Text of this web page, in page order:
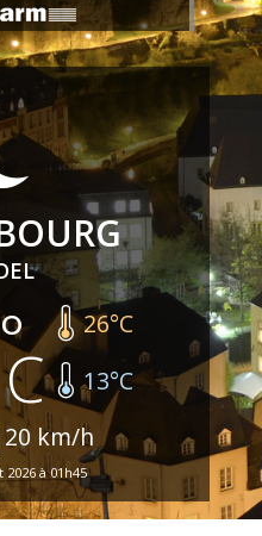
26°C
13°C
20 km/h
à 01h45